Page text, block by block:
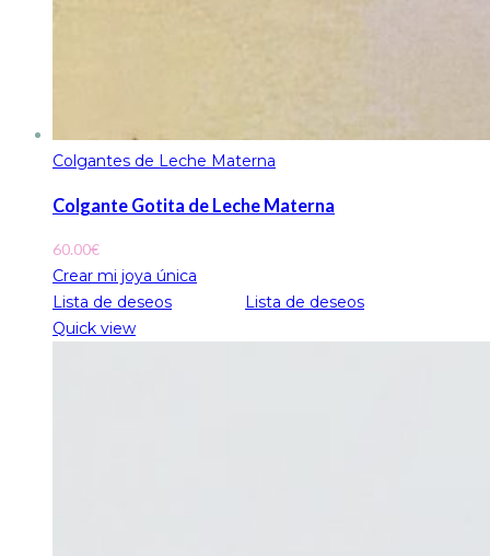
Colgantes de Leche Materna
Colgante Gotita de Leche Materna
60.00€
Crear mi joya única
Lista de deseos
Lista de deseos
Quick view